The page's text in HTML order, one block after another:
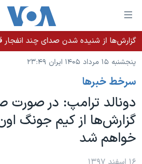
لینکهای
قابل
دسترسی
جهش
محتوای
اصلی
جهش
صفحه
خانه
نسخه سبک وب‌سایت
موضوع ها
ایران
آمریکا
جهان
ورزشی
برنامه های تلویزیونی
جدول برنامه ها
صفحه‌های ویژه
جام جهانی ۲۰۲۶
فرکانس‌های صدای آمریکا
پنجشنبه ۱۵ مرداد ۱۴۰۵ ایران ۲۳:۴۹
سرخط خبرها
دونالد ترامپ: در
گزارش‌ها از کیم جونگ
خواهم شد